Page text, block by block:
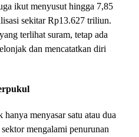
ikut menyusut hingga 7,85
sekitar Rp13.627 triliun.
terlihat suram, tetap ada
dan mencatatkan diri
menyasar satu atau dua
mengalami penurunan